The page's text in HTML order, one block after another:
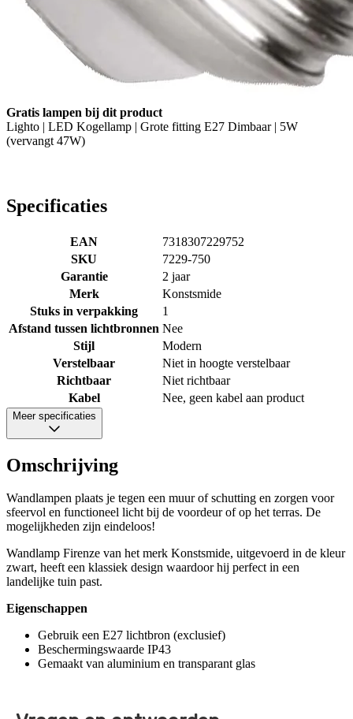
Gratis lampen bij dit product
Lighto | LED Kogellamp | Grote fitting E27 Dimbaar | 5W
(vervangt 47W)
Specificaties
EAN
7318307229752
SKU
7229-750
Garantie
2 jaar
Merk
Konstsmide
Stuks in verpakking
1
Afstand tussen lichtbronnen Nee
Stijl
Modern
Verstelbaar
Niet in hoogte verstelbaar
Richtbaar
Niet richtbaar
Kabel
Nee, geen kabel aan product
Meer specificaties
Omschrijving
Wandlampen plaats je tegen een muur of schutting en zorgen voor
sfeervol en functioneel licht bij de voordeur of op het terras. De
mogelijkheden zijn eindeloos!
Wandlamp Firenze van het merk Konstsmide, uitgevoerd in de kleur
zwart, heeft een klassiek design waardoor hij perfect in een
landelijke tuin past.
Eigenschappen
Gebruik een E27 lichtbron (exclusief)
Beschermingswaarde IP43
Gemaakt van aluminium en transparant glas